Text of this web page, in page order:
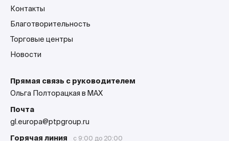
Контакты
Благотворительность
Торговые центры
Новости
Прямая связь с руководителем
Ольга Полторацкая в MAX
Почта
gl.europa@ptpgroup.ru
Горячая линия
с 9:00 до 20:00